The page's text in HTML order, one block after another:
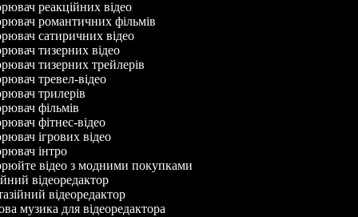
реакційних відео
романтичних фільмів
сатиричних відео
тизерних відео
тизерних трейлерів
тревел-відео
трилерів
фільмів
фітнес-відео
ігрових відео
інтро
відео з модними покупками
відеоредактор
відеоредактор
музика для відеоредактора